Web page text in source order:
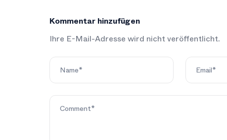
Kommentar hinzufügen
Ihre E-Mail-Adresse wird nicht veröffentlicht.
Alternative: